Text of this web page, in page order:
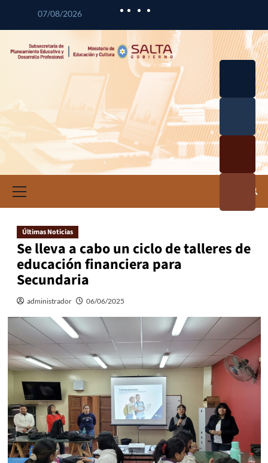
07/08/2026
Últimas Noticias
Se lleva a cabo un ciclo de talleres de
educación financiera para
Secundaria
administrador 06/06/2025
Curricul
Profesio
a
Investig
Educativ
a